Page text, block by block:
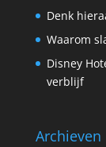
Denk
Waarom
Disney
verblijf
Archieven